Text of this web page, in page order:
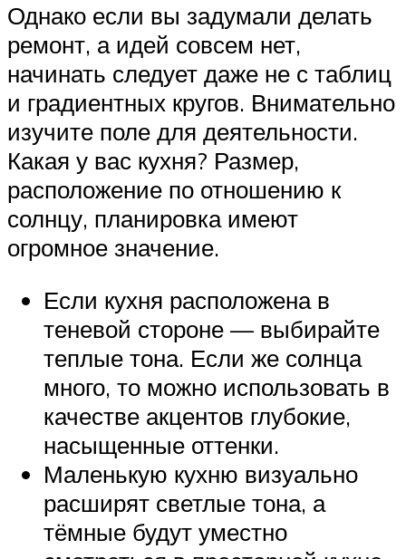
Однако если вы задумали делать
ремонт, а идей совсем нет,
начинать следует даже не с таблиц
и градиентных кругов. Внимательно
изучите поле для деятельности.
Какая у вас кухня? Размер,
расположение по отношению к
солнцу, планировка имеют
огромное значение.
Если кухня расположена в
теневой стороне — выбирайте
теплые тона. Если же солнца
много, то можно использовать в
качестве акцентов глубокие,
насыщенные оттенки.
Маленькую кухню визуально
расширят светлые тона, а
тёмные будут уместно